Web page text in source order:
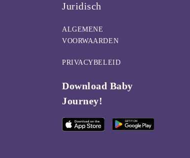
Juridisch
ALGEMENE
VOORWAARDEN
PRIVACYBELEID
Download Baby
Journey!